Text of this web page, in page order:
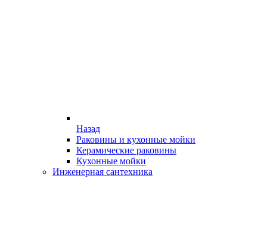
Назад
Раковины и кухонные мойки
Керамические раковины
Кухонные мойки
Инженерная сантехника